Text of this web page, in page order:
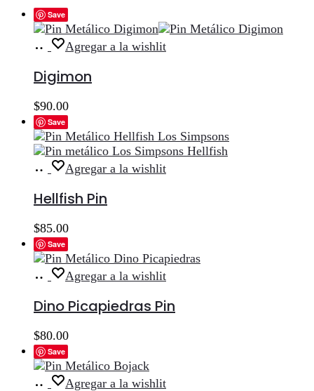
Save
Añadir
carrito
Agregar a la wishlit
Digimon
$90.00
Save
Añadir
carrito
Agregar a la wishlit
Hellfish Pin
$85.00
Save
Añadir
carrito
Agregar a la wishlit
Dino Picapiedras Pin
$80.00
Save
Añadir
Agregar a la wishlit